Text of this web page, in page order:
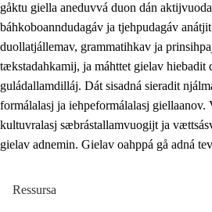
2.1 Sosiála oahppam ja åvddånibme
2.2 Máhtudahka fágáj hárráj
2.3 Vuodulasj tjehpudagá
2.4 Oahppat oahppat
Doaresfágalasj tiemá
gåktu giella aneduvvá duon dán
báhkoboanndudagáv ja tjehpudagáv
duollatjállemav, grammatihkav ja
tækstadahkamij, ja máhttet gielav hiebadit
guládallamdilláj. Dát sisadná sieradit
formálalasj ja iehpeformálalasj
kultuvralasj sæbrástallamvuogijt ja
gielav adnemin. Gielav oahppá gå adná
Ressursa